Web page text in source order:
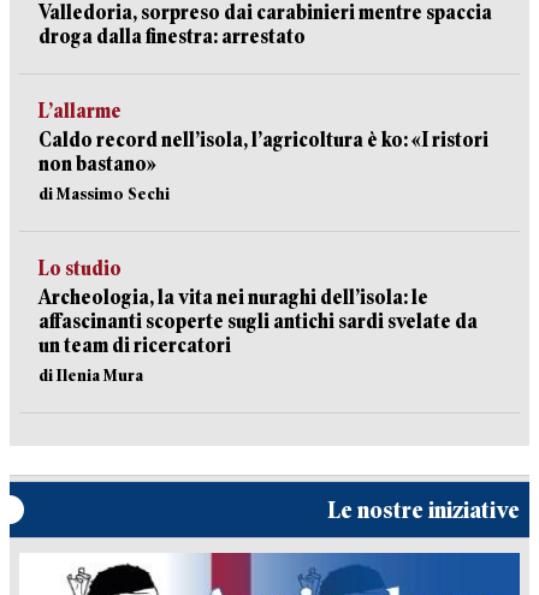
Valledoria, sorpreso dai carabinieri mentre spaccia
droga dalla finestra: arrestato
L’allarme
Caldo record nell’isola, l’agricoltura è ko: «I ristori
non bastano»
di Massimo Sechi
Lo studio
Archeologia, la vita nei nuraghi dell’isola: le
affascinanti scoperte sugli antichi sardi svelate da
un team di ricercatori
di Ilenia Mura
Le nostre iniziative